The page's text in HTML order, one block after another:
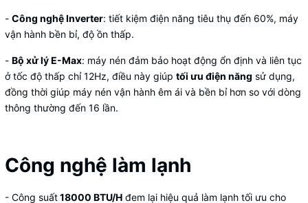
- Công nghệ Inverter: tiết kiệm điện năng tiêu thụ đến 60%, máy
vận hành bền bỉ, độ ồn thấp.
- Bộ xử lý E-Max: máy nén đảm bảo hoạt động ổn định và liên tục
ở tốc độ thấp chỉ 12Hz, điều này giúp tối ưu điện năng sử dụng,
đồng thời giúp máy nén vận hành êm ái và bền bỉ hơn so với dòng
thông thường đến 16 lần.
Công nghệ làm lạnh
- Công suất18000 BTU/H đem lại hiệu quả làm lạnh tối ưu cho